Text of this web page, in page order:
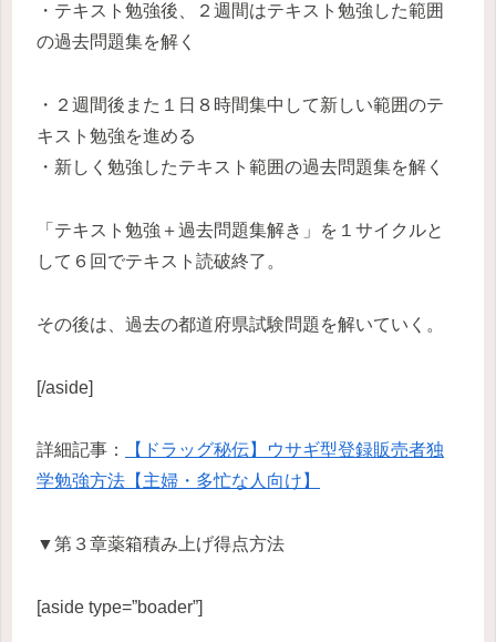
・テキスト勉強後、２週間はテキスト勉強した範囲
の過去問題集を解く
・２週間後また１日８時間集中して新しい範囲のテ
キスト勉強を進める
・新しく勉強したテキスト範囲の過去問題集を解く
「テキスト勉強＋過去問題集解き」を１サイクルと
して６回でテキスト読破終了。
その後は、過去の都道府県試験問題を解いていく。
[/aside]
詳細記事：
【ドラッグ秘伝】ウサギ型登録販売者独
学勉強方法【主婦・多忙な人向け】
▼第３章薬箱積み上げ得点方法
[aside type=”boader”]